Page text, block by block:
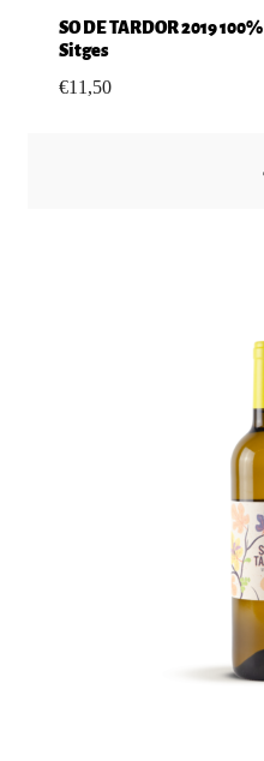
SO DE TARDOR 2019
Sitges
€11,50